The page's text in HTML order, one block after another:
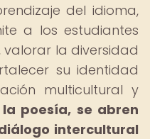
del idioma,
a los estudiantes
la diversidad
su identidad
multicultural y
poesía, se abren
intercultural